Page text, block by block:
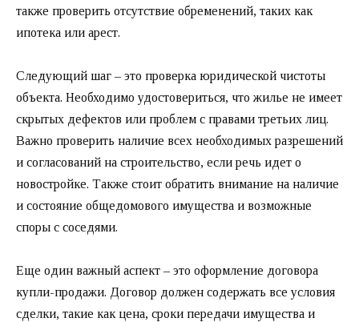
также проверить отсутствие обременений, таких как
ипотека или арест.
Следующий шаг – это проверка юридической чистоты
объекта. Необходимо удостовериться, что жилье не имеет
скрытых дефектов или проблем с правами третьих лиц.
Важно проверить наличие всех необходимых разрешений
и согласований на строительство, если речь идет о
новостройке. Также стоит обратить внимание на наличие
и состояние общедомового имущества и возможные
споры с соседями.
Еще один важный аспект – это оформление договора
купли-продажи. Договор должен содержать все условия
сделки, такие как цена, сроки передачи имущества и